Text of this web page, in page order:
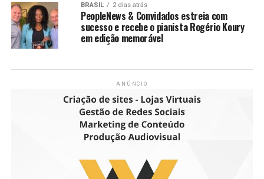
BRASIL 2 dias atrás
PeopleNews & Convidados estreia com
sucesso e recebe o pianista Rogério Koury
em edição memorável
ANÚNCIO